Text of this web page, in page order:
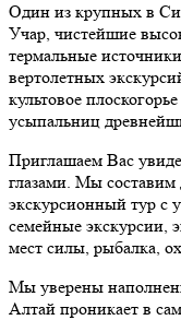
Один из крупных в
Учар, чистейшие
термальные
вертолетных
культовое
усыпальниц
Приглашаем Вас
глазами. Мы
экскурсионный тур с
семейные экскурсии,
мест силы, рыбалка,
Мы уверены
Алтай проникает в